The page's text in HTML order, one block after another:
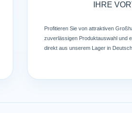
IHRE
Profitieren Sie von attraktiven
zuverlässigen Produktauswahl und
direkt aus unserem Lager in